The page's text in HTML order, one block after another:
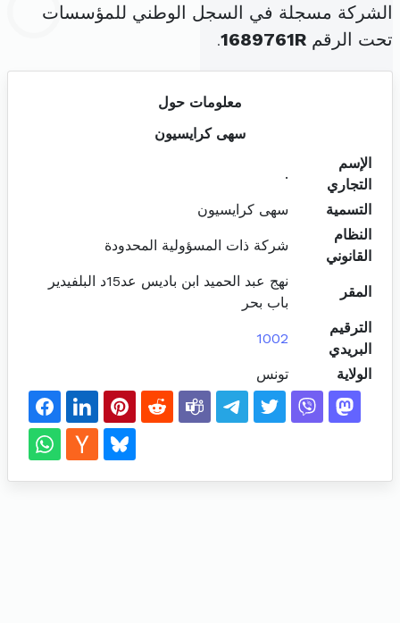
الشركة مسجلة في السجل الوطني للمؤسسات
تحت الرقم 1689761R
.
معلومات حول
سهى كرايسيون
الإسم
التجاري
.
التسمية
سهى كرايسيون
النظام
القانوني
شركة ذات المسؤولية المحدودة
المقر
نهج عبد الحميد ابن باديس عد15د البلفيدير
باب بحر
الترقيم
البريدي
1002
الولاية تونس